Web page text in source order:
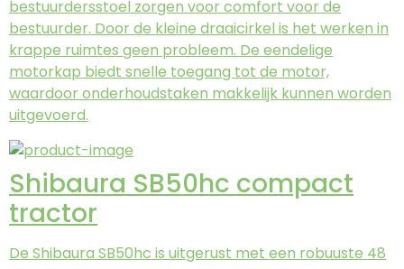
bestuurdersstoel zorgen voor comfort voor de
bestuurder. Door de kleine draaicirkel is het werken in
krappe ruimtes geen probleem. De eendelige
motorkap biedt snelle toegang tot de motor,
waardoor onderhoudstaken makkelijk kunnen worden
uitgevoerd.
Shibaura SB50hc compact
tractor
De Shibaura SB50hc is uitgerust met een robuuste 48